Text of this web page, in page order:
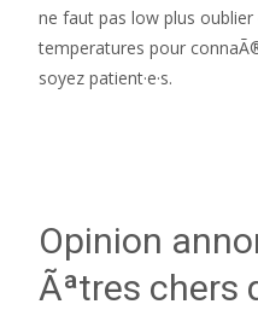
ne faut pas low plus oublier
temperatures pour
soyez patient·e·s.
Opinion
Ãªtres chers